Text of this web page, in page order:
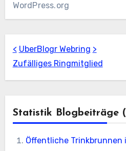
WordPress.org
< UberBlogr Webring >
Zufälliges Ringmitglied
Statistik Blogbeiträge
Öffentliche Trinkbrunnen